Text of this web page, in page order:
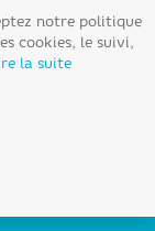
notre politique
cookies, le suivi,
la suite